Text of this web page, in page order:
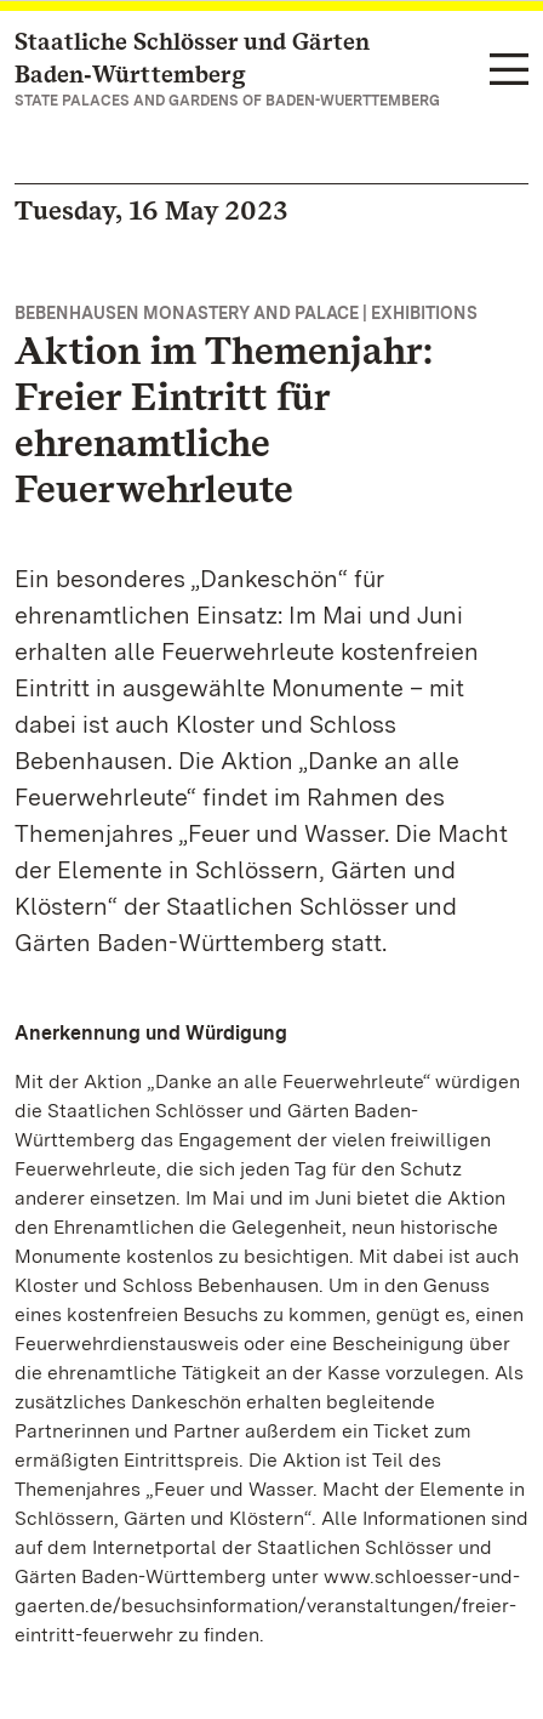
Navigate to main page
Staatliche Schlösser und Gärten
Baden‑Württemberg
STATE PALACES AND GARDENS OF BADEN-WUERTTEMBERG
Tuesday, 16 May 2023
BEBENHAUSEN MONASTERY AND PALACE | EXHIBITIONS
Aktion im Themenjahr:
Freier Eintritt für
ehrenamtliche
Feuerwehrleute
Ein besonderes „Dankeschön“ für
ehrenamtlichen Einsatz: Im Mai und Juni
erhalten alle Feuerwehrleute kostenfreien
Eintritt in ausgewählte Monumente – mit
dabei ist auch Kloster und Schloss
Bebenhausen. Die Aktion „Danke an alle
Feuerwehrleute“ findet im Rahmen des
Themenjahres „Feuer und Wasser. Die Macht
der Elemente in Schlössern, Gärten und
Klöstern“ der Staatlichen Schlösser und
Gärten Baden-Württemberg statt.
Anerkennung und Würdigung
Mit der Aktion „Danke an alle Feuerwehrleute“ würdigen
die Staatlichen Schlösser und Gärten Baden-
Württemberg das Engagement der vielen freiwilligen
Feuerwehrleute, die sich jeden Tag für den Schutz
anderer einsetzen. Im Mai und im Juni bietet die Aktion
den Ehrenamtlichen die Gelegenheit, neun historische
Monumente kostenlos zu besichtigen. Mit dabei ist auch
Kloster und Schloss Bebenhausen. Um in den Genuss
eines kostenfreien Besuchs zu kommen, genügt es, einen
Feuerwehrdienstausweis oder eine Bescheinigung über
die ehrenamtliche Tätigkeit an der Kasse vorzulegen. Als
zusätzliches Dankeschön erhalten begleitende
Partnerinnen und Partner außerdem ein Ticket zum
ermäßigten Eintrittspreis. Die Aktion ist Teil des
Themenjahres „Feuer und Wasser. Macht der Elemente in
Schlössern, Gärten und Klöstern“. Alle Informationen sind
auf dem Internetportal der Staatlichen Schlösser und
Gärten Baden-Württemberg unter www.schloesser-und-
gaerten.de/besuchsinformation/veranstaltungen/freier-
eintritt-feuerwehr zu finden.